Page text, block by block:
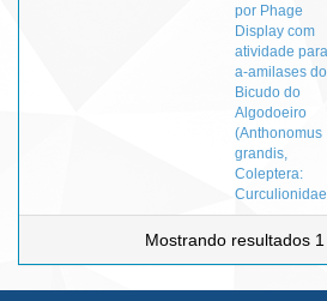
por Phage
Display com
atividade para
a-amilases do
Bicudo do
Algodoeiro
(Anthonomus
grandis,
Coleptera:
Mostrando resultados